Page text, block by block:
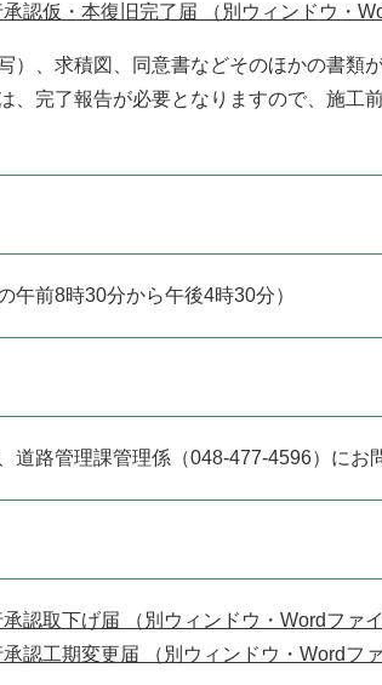
認仮・本復旧完了届 （別ウィンドウ・
、求積図、同意書などそのほかの書類
完了報告が必要となりますので、施工
前8時30分から午後4時30分）
路管理課管理係（048-477-4596）にお
認取下げ届 （別ウィンドウ・Wordファ
認工期変更届 （別ウィンドウ・Wordフ